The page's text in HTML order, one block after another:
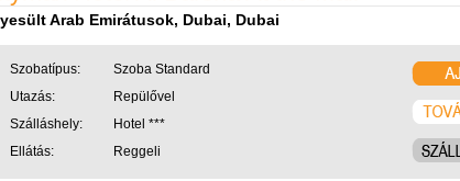
Arab Emirátusok, Dubai, Dubai
Szobatípus:
Szoba Standard
Utazás:
Repülővel
Szálláshely:
Hotel ***
Ellátás:
Reggeli